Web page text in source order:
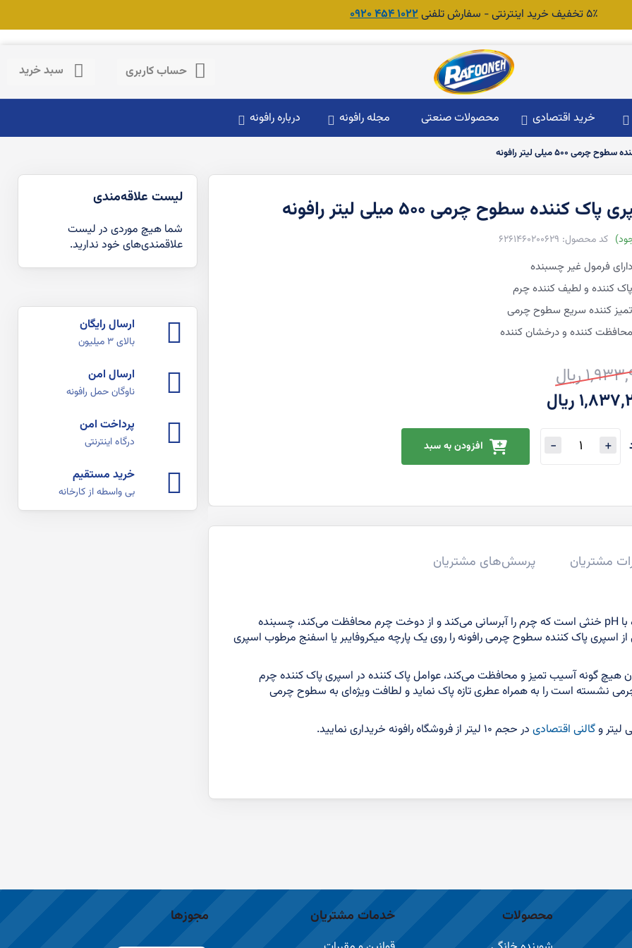
۵٪ تخفیف خرید اینترنتی - سفارش تلفنی 1022 454 0920
حساب کاربری
حساب کاربری سبد خرید
خرید اقتصادی محصولات صنعتی مجله رافونه درباره رافونه
۵۰۰ میلی لیتر رافونه
6261460200629
پاک کننده سطوح چرمی ۵۰۰ میلی لیتر رافونه
ریال
ریال
دارای فرمول غیر چسبنده
پاک کننده و لطیف کننده چرم
تمیز کننده سریع سطوح چرمی
محافظت کننده و درخشان کننده
افزودن به سبد
پاک کننده سطوحی چرمی بر پایه گلیسیرین رافونه یک پاک کننده با pH خنثی است که چرم را آبرسانی می‌کند و از دوخت چرم محافظت می‌کند، چسبنده
اسپری پاک کننده سطوح چرمی رافونه را روی یک پارچه میکروفایبر یا اسفنج مرطوب اسپری
هیچ گونه آسیب تمیز و محافظت می‌کند، عوامل پاک کننده در اسپری پاک کننده چرم
نشسته است را به همراه عطری تازه پاک نماید و لطافت ویژه‌ای به سطوح چرمی
گالنی اقتصادی در حجم ۱۰ لیتر از فروشگاه رافونه خریداری نمایید.
مشتریان پرسش‌های مشتریان
لیست علاقه‌مندی
شما هیچ موردی در لیست
علاقمندی‌های خود ندارید.
ارسال رایگان
بالای ۳ میلیون
ارسال امن
ناوگان حمل رافونه
پرداخت امن
درگاه اینترنتی
خرید مستقیم
بی واسطه از کارخانه
محصولات خدمات مشتریان مجوزها